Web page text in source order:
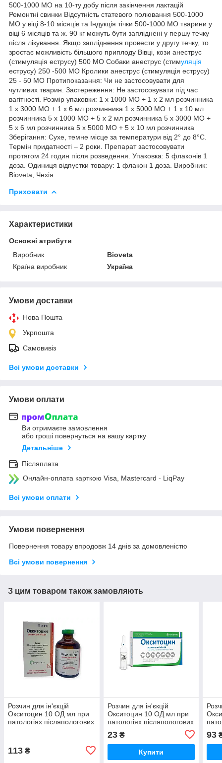
500-1000 МО на 10-ту добу після закінчення лактацій
Ремонтні свинки Відсутність статевого полювання 500-1000
МО у віці 8-10 місяців та Індукція тічки 500-1000 МО тварини у
віці 6 місяців та ж. 90 кг можуть бути запліднені у першу течку
після лікування. Якщо запліднення провести у другу течку, то
зростає можливість більшого приплоду Вівці, кози анеструс
(стимуляція еструсу) 500 МО Собаки анеструс (стимуляція
еструсу) 250 -500 МО Кролики анеструс (стимуляція еструсу)
25 - 50 МО Протипоказання: Чи не застосовувати для
чутливих тварин. Застереження: Не застосовувати під час
вагітності. Розмір упаковки: 1 х 1000 МО + 1 х 2 мл розчинника
1 х 3000 МО + 1 х 6 мл розчинника 1 х 5000 МО + 1 х 10 мл
розчинника 5 х 1000 МО + 5 х 2 мл розчинника 5 х 3000 МО +
5 х 6 мл розчинника 5 х 5000 МО + 5 х 10 мл розчинника
Зберігання: Сухе, темне місце за температури від 2° до 8°С.
Термін придатності – 2 роки. Препарат застосовувати
протягом 24 годин після розведення. Упаковка: 5 флаконів 1
доза. Одиниця відпустки товару: 1 флакон 1 доза. Виробник:
Bioveta, Чехія
Приховати
Характеристики
Основні атрибути
Виробник
Bioveta
Країна виробник
Україна
Умови доставки
Нова Пошта
Укрпошта
Самовивіз
Всі умови доставки
Умови оплати
Ви отримаєте замовлення
або гроші повернуться на вашу картку
Детальніше
Післяплата
Онлайн-оплата карткою Visa, Mastercard - LiqPay
Всі умови оплати
Умови повернення
Повернення товару впродовж 14 днів за домовленістю
Всі умови повернення
З цим товаром також замовляють
Розчин для ін'єкцій
Окситоцин 10 ОД мл при
патологіях післяпологових
113 ₴
Розчин для ін'єкцій
Окситоцин 10 ОД мл при
патологіях післяпологових
Бровафарма
23₴
Купити
93